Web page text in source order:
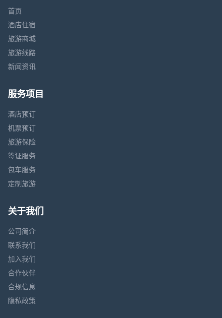
首页
酒店住宿
旅游商城
旅游线路
新闻资讯
服务项目
酒店预订
机票预订
旅游保险
签证服务
包车服务
定制旅游
关于我们
公司简介
联系我们
加入我们
合作伙伴
合规信息
隐私政策